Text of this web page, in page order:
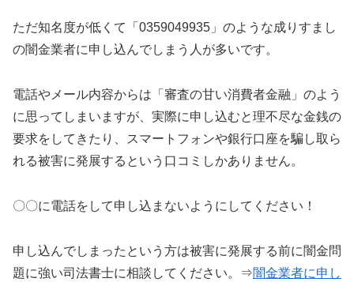
ただ知名度が低くて「0359049935」のような成りすまし
の闇金業者に申し込んでしまう人が多いです。
電話やメール内容からは「審査の甘い消費者金融」のよう
に思ってしまいますが、実際に申し込むと理不尽な金銭の
要求をしてきたり、スマートフォンや銀行口座を騙し取ら
れる被害に発展するという口コミしかありません。
〇〇に電話をして申し込まないようにしてください！
申し込んでしまったという方は被害に発展する前に闇金問
題に強い司法書士に相談してください。⇒闇金業者に申し